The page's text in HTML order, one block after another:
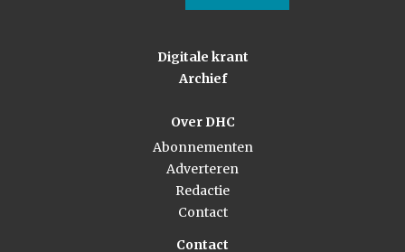
Digitale krant
Archief
Over DHC
Abonnementen
Adverteren
Redactie
Contact
Contact